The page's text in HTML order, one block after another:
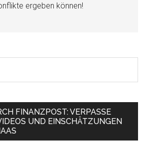
ergeben können!
FINANZPOST: VERPASSE
UND EINSCHÄTZUNGEN